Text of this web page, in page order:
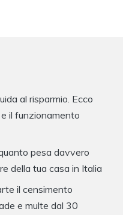
al risparmio. Ecco
il funzionamento
pesa davvero
della tua casa in Italia
il censimento
e multe dal 30